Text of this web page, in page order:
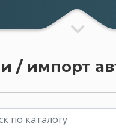
/ импорт